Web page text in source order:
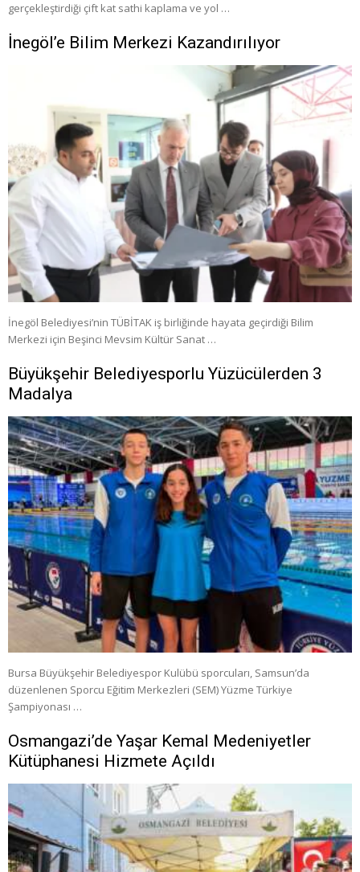
gerçekleştirdiği çift kat sathi kaplama ve yol …
İnegöl’e Bilim Merkezi Kazandırılıyor
İnegöl Belediyesi’nin TÜBİTAK iş birliğinde hayata geçirdiği Bilim
Merkezi için Beşinci Mevsim Kültür Sanat …
Büyükşehir Belediyesporlu Yüzücülerden 3
Madalya
Bursa Büyükşehir Belediyespor Kulübü sporcuları, Samsun’da
düzenlenen Sporcu Eğitim Merkezleri (SEM) Yüzme Türkiye
Şampiyonası …
Osmangazi’de Yaşar Kemal Medeniyetler
Kütüphanesi Hizmete Açıldı